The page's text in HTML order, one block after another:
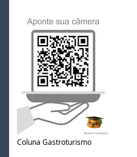
Coluna Gastroturismo